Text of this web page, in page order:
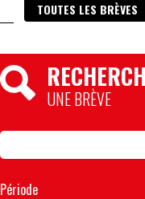
TOUTES LES BRÈVES
UNE BRÈVE
Période